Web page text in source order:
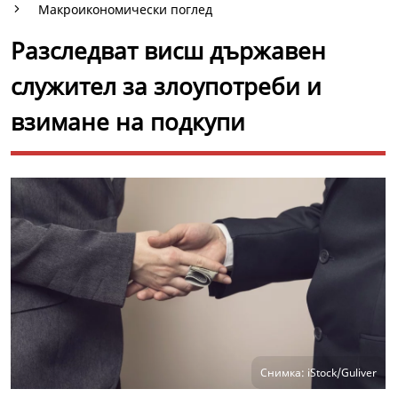
Макроикономически поглед
Разследват висш държавен
служител за злоупотреби и
взимане на подкупи
Снимка: iStock/Guliver